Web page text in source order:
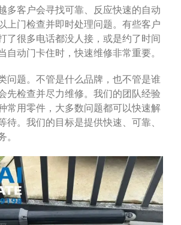
多客户会寻找可靠、反应快速的自动
上门检查并即时处理问题。有些客户
了很多电话都没人接，或是约了时间
自动门卡住时，快速维修非常重要。
问题。不管是什么品牌，也不管是谁
先检查并尽力维修。我们的团队经验
常用零件，大多数问题都可以快速解
待。我们的目标是提供快速、可靠、
。